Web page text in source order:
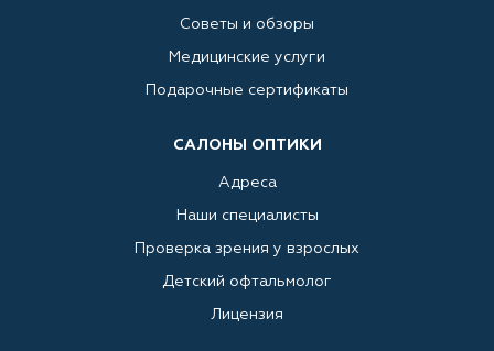
Советы и обзоры
Медицинские услуги
Подарочные сертификаты
САЛОНЫ ОПТИКИ
Адреса
Наши специалисты
Проверка зрения у взрослых
Детский офтальмолог
Лицензия